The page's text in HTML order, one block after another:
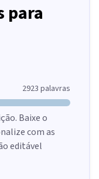
para
2923 palavras
Baixe o
com as
editável